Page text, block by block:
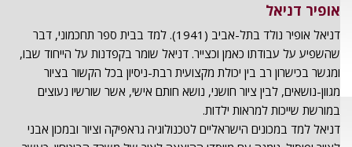
אופיר דניאל
דניאל אופיר נולד בתל-אביב (1941). למד בבית ספר תחכמוני, דבר
שהשפיע על עבודתו כאמן וכצייר. דניאל שומר בקפדנות על הייחוד שבו,
ומגשר בכישרון רב בין יכולת מקצועית רבת-ניסיון בכל הקשור בציור
מגוון-נושאים, לבין ציור חושני, נושא חותם אישי, אשר שורשיו נעוצים
במורשת שייכות למראות ילדות.
דניאל למד במכונים הישראליים לטכנולוגיה גראפיקה וציור ובמכון אבני